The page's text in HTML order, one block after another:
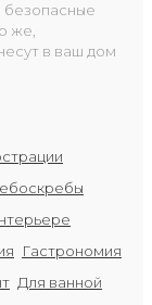
безопасные
же,
в ваш дом
Гастрономия
Для ванной